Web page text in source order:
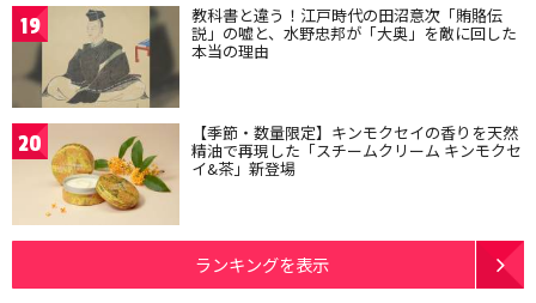
19 教科書と違う！江戸時代の田沼意次「賄賂伝
説」の嘘と、水野忠邦が「大奥」を敵に回した
本当の理由
20 【季節・数量限定】キンモクセイの香りを天然
精油で再現した「スチームクリーム キンモクセ
イ&茶」新登場
ランキングを表示